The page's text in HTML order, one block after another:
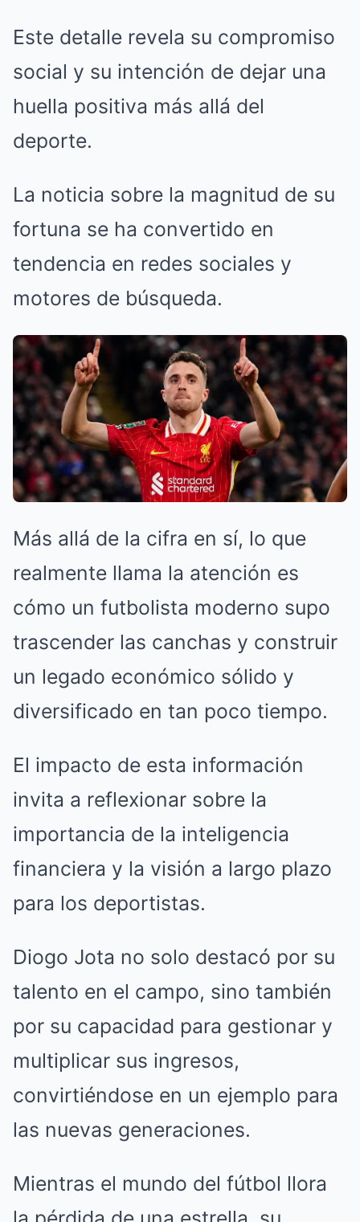
Este detalle revela su compromiso
social y su intención de dejar una
huella positiva más allá del
deporte.
La noticia sobre la magnitud de su
fortuna se ha convertido en
tendencia en redes sociales y
motores de búsqueda.
Más allá de la cifra en sí, lo que
realmente llama la atención es
cómo un futbolista moderno supo
trascender las canchas y construir
un legado económico sólido y
diversificado en tan poco tiempo.
El impacto de esta información
invita a reflexionar sobre la
importancia de la inteligencia
financiera y la visión a largo plazo
para los deportistas.
Diogo Jota no solo destacó por su
talento en el campo, sino también
por su capacidad para gestionar y
multiplicar sus ingresos,
convirtiéndose en un ejemplo para
las nuevas generaciones.
Mientras el mundo del fútbol llora